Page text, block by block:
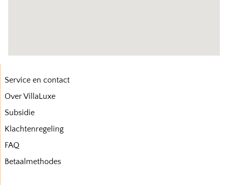
Service en contact
Over VillaLuxe
Subsidie
Klachtenregeling
FAQ
Betaalmethodes